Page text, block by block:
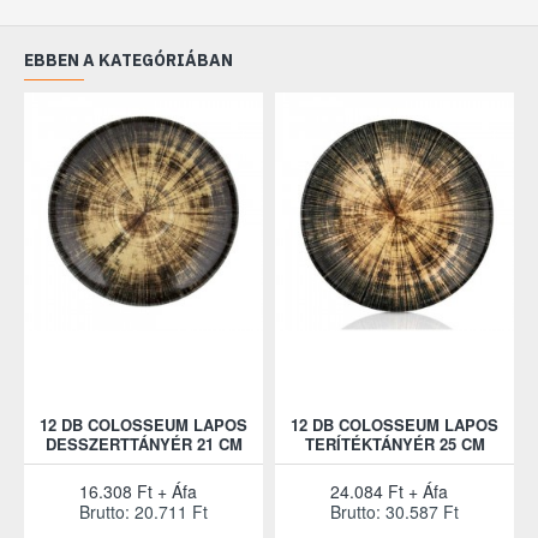
EBBEN A KATEGÓRIÁBAN
12 DB COLOSSEUM LAPOS
DESSZERTTÁNYÉR 21 CM
16.308 Ft + Áfa
Brutto: 20.711 Ft
12 DB COLOSSEUM LAPOS
TERÍTÉKTÁNYÉR 25 CM
24.084 Ft + Áfa
Brutto: 30.587 Ft